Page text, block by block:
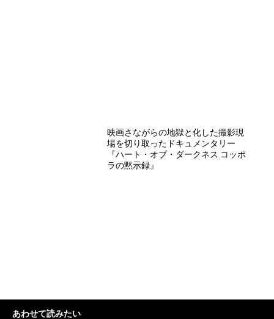
映画さながらの地獄と化した撮影現
場を切り取ったドキュメンタリー
『ハート・オブ・ダークネス コッポ
ラの黙示録』
あわせて読みたい